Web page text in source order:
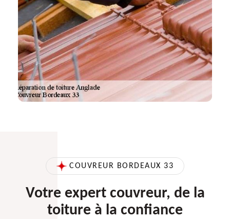
COUVREUR BORDEAUX 33
Votre expert couvreur, de la
toiture à la confiance